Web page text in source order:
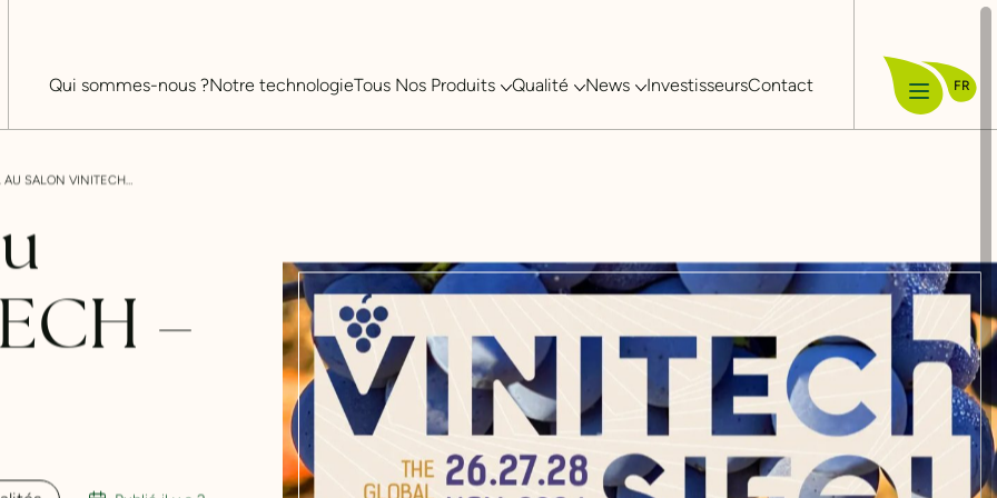
Qui sommes-nous ?Notre technologieTous Nos Produits Qualité News InvestisseursContact FR
u
ECH –